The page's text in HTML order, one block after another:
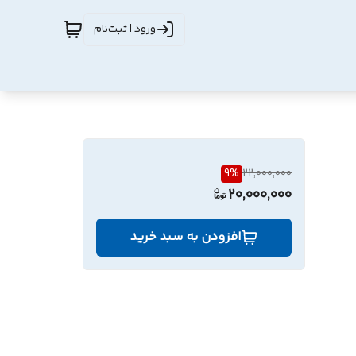
ورود | ثبت‌نام
22,000,000
9%
20,000,000
افزودن به سبد خرید